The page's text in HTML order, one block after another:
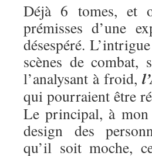
Déjà 6 tomes, et
prémisses d’une
désespéré.
scènes de combat,
l’analysant à froid,
qui pourraient être
Le principal, à
design des
qu’il soit moche,